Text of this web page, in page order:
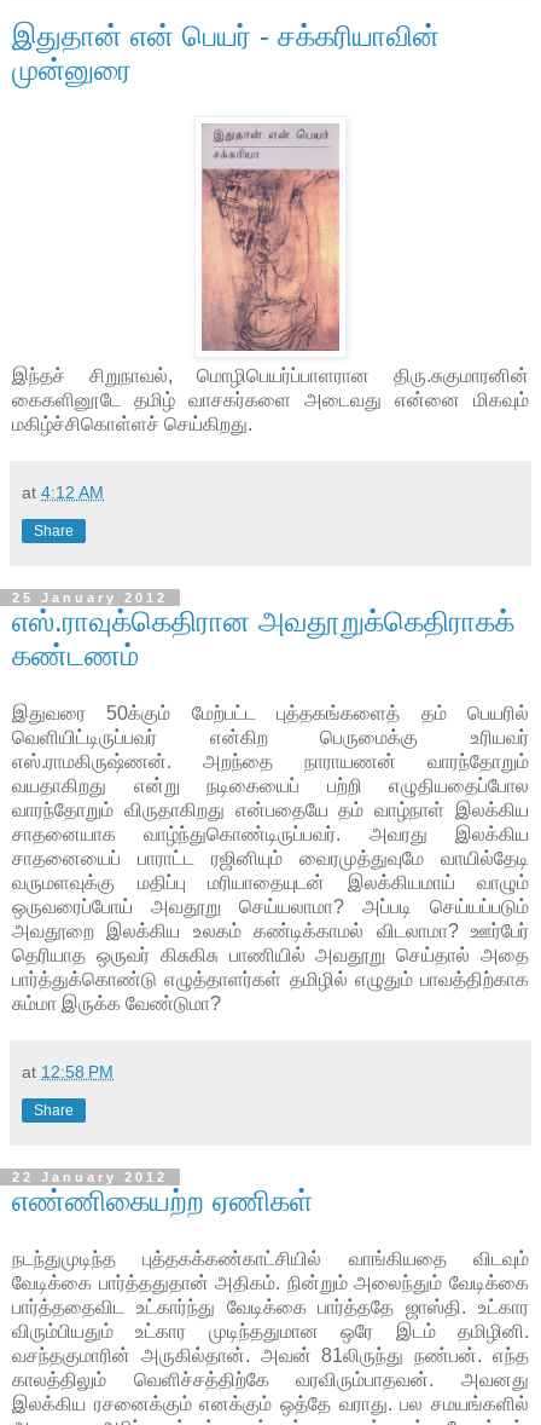
இதுதான் என் பெயர் - சக்கரியாவின்
முன்னுரை
இந்தச் சிறுநாவல், மொழிபெயர்ப்பாளரான திரு.சுகுமாரனின்
கைகளினூடே தமிழ் வாசகர்களை அடைவது என்னை மிகவும்
மகிழ்ச்சிகொள்ளச் செய்கிறது.
at 4:12 AM
Share
25 January 2012
எஸ்.ராவுக்கெதிரான அவதூறுக்கெதிராகக்
கண்டணம்
இதுவரை 50க்கும் மேற்பட்ட புத்தகங்களைத் தம் பெயரில்
வெளியிட்டிருப்பவர் என்கிற பெருமைக்கு உரியவர்
எஸ்.ராமகிருஷ்ணன். அறந்தை நாராயணன் வாரந்தோறும்
வயதாகிறது என்று நடிகையைப் பற்றி எழுதியதைப்போல
வாரந்தோறும் விருதாகிறது என்பதையே தம் வாழ்நாள் இலக்கிய
சாதனையாக வாழ்ந்துகொண்டிருப்பவர். அவரது இலக்கிய
சாதனையைப் பாராட்ட ரஜினியும் வைரமுத்துவுமே வாயில்தேடி
வருமளவுக்கு மதிப்பு மரியாதையுடன் இலக்கியமாய் வாழும்
ஒருவரைப்போய் அவதூறு செய்யலாமா? அப்படி செய்யப்படும்
அவதூறை இலக்கிய உலகம் கண்டிக்காமல் விடலாமா? ஊர்பேர்
தெரியாத ஒருவர் கிசுகிசு பாணியில் அவதூறு செய்தால் அதை
பார்த்துக்கொண்டு எழுத்தாளர்கள் தமிழில் எழுதும் பாவத்திற்காக
சும்மா இருக்க வேண்டுமா?
at 12:58 PM
Share
22 January 2012
எண்ணிகையற்ற ஏணிகள்
நடந்துமுடிந்த புத்தகக்கண்காட்சியில் வாங்கியதை விடவும்
வேடிக்கை பார்த்ததுதான் அதிகம். நின்றும் அலைந்தும் வேடிக்கை
பார்த்ததைவிட உட்கார்ந்து வேடிக்கை பார்த்ததே ஜாஸ்தி. உட்கார
விரும்பியதும் உட்கார முடிந்ததுமான ஒரே இடம் தமிழினி.
வசந்தகுமாரின் அருகில்தான். அவன் 81லிருந்து நண்பன். எந்த
காலத்திலும் வெளிச்சத்திற்கே வரவிரும்பாதவன். அவனது
இலக்கிய ரசனைக்கும் எனக்கும் ஒத்தே வராது. பல சமயங்களில்